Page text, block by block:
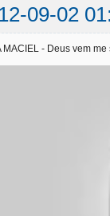
09-02
MACIEL - Deus vem